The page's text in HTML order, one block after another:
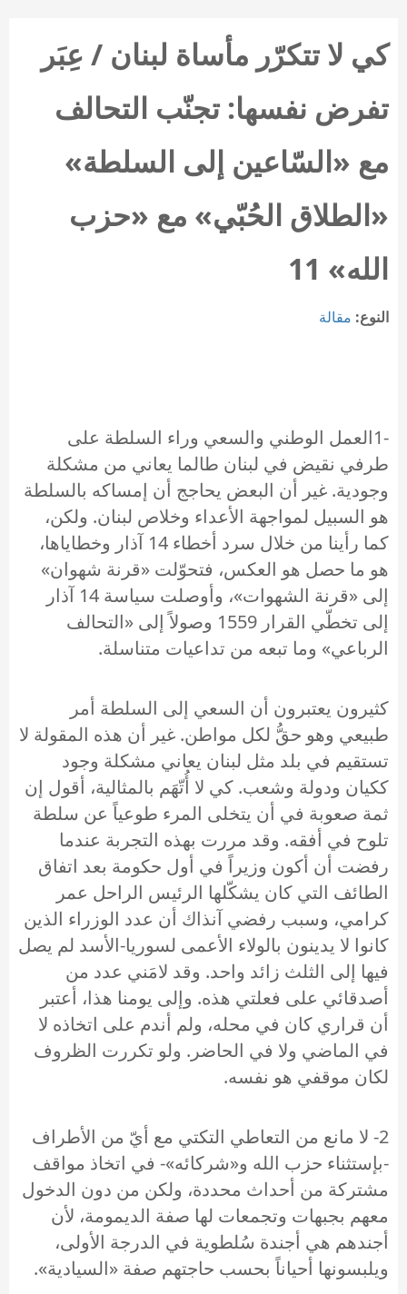
كي لا تتكرّر مأساة لبنان / عِبَر
تفرض نفسها: تجنّب التحالف
مع «السّاعين إلى السلطة»
«الطلاق الحُبّي» مع «حزب
الله» 11
النوع: مقالة
-1العمل الوطني والسعي وراء السلطة على
طرفي نقيض في لبنان طالما يعاني من مشكلة
وجودية. غير أن البعض يحاجج أن إمساكه بالسلطة
هو السبيل لمواجهة الأعداء وخلاص لبنان. ولكن،
كما رأينا من خلال سرد أخطاء 14 آذار وخطاياها،
هو ما حصل هو العكس، فتحوّلت «قرنة شهوان»
إلى «قرنة الشهوات»، وأوصلت سياسة 14 آذار
إلى تخطّي القرار 1559 وصولاً إلى «التحالف
الرباعي» وما تبعه من تداعيات متناسلة.
كثيرون يعتبرون أن السعي إلى السلطة أمر
طبيعي وهو حقُّ لكل مواطن. غير أن هذه المقولة لا
تستقيم في بلد مثل لبنان يعاني مشكلة وجود
ككيان ودولة وشعب. كي لا أُتّهَم بالمثالية، أقول إن
ثمة صعوبة في أن يتخلى المرء طوعياً عن سلطة
تلوح في أفقه. وقد مررت بهذه التجربة عندما
رفضت أن أكون وزيراً في أول حكومة بعد اتفاق
الطائف التي كان يشكّلها الرئيس الراحل عمر
كرامي، وسبب رفضي آنذاك أن عدد الوزراء الذين
كانوا لا يدينون بالولاء الأعمى لسوريا-الأسد لم يصل
فيها إلى الثلث زائد واحد. وقد لامَني عدد من
أصدقائي على فعلتي هذه. وإلى يومنا هذا، أعتبر
أن قراري كان في محله، ولم أندم على اتخاذه لا
في الماضي ولا في الحاضر. ولو تكررت الظروف
لكان موقفي هو نفسه.
2- لا مانع من التعاطي التكتي مع أيّ من الأطراف
-بإستثناء حزب الله و«شركائه»- في اتخاذ مواقف
مشتركة من أحداث محددة، ولكن من دون الدخول
معهم بجبهات وتجمعات لها صفة الديمومة، لأن
أجندهم هي أجندة سُلطوية في الدرجة الأولى،
ويلبسونها أحياناً بحسب حاجتهم صفة «السيادية».